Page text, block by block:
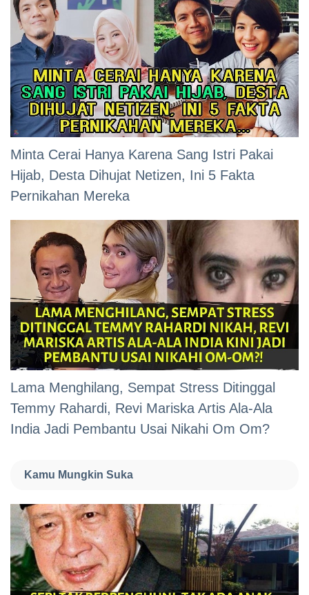
Minta Cerai Hanya Karena Sang Istri Pakai
Hijab, Desta Dihujat Netizen, Ini 5 Fakta
Pernikahan Mereka
Lama Menghilang, Sempat Stress Ditinggal
Temmy Rahardi, Revi Mariska Artis Ala-Ala
India Jadi Pembantu Usai Nikahi Om Om?
Kamu Mungkin Suka